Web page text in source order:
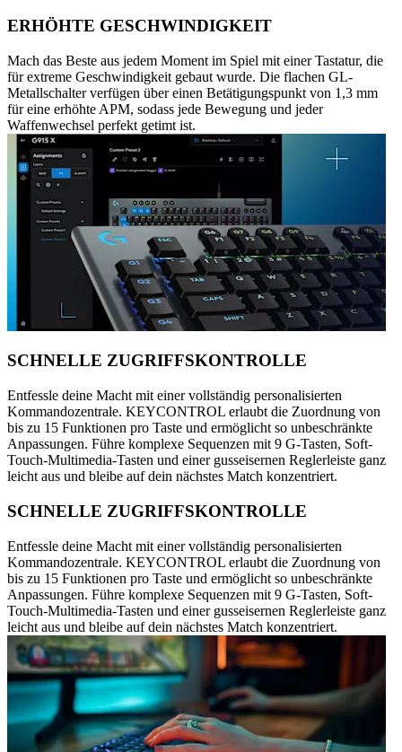
ERHÖHTE GESCHWINDIGKEIT
Mach das Beste aus jedem Moment im Spiel mit einer Tastatur, die
für extreme Geschwindigkeit gebaut wurde. Die flachen GL-
Metallschalter verfügen über einen Betätigungspunkt von 1,3 mm
für eine erhöhte APM, sodass jede Bewegung und jeder
Waffenwechsel perfekt getimt ist.
SCHNELLE ZUGRIFFSKONTROLLE
Entfessle deine Macht mit einer vollständig personalisierten
Kommandozentrale. KEYCONTROL erlaubt die Zuordnung von
bis zu 15 Funktionen pro Taste und ermöglicht so unbeschränkte
Anpassungen. Führe komplexe Sequenzen mit 9 G-Tasten, Soft-
Touch-Multimedia-Tasten und einer gusseisernen Reglerleiste ganz
leicht aus und bleibe auf dein nächstes Match konzentriert.
SCHNELLE ZUGRIFFSKONTROLLE
Entfessle deine Macht mit einer vollständig personalisierten
Kommandozentrale. KEYCONTROL erlaubt die Zuordnung von
bis zu 15 Funktionen pro Taste und ermöglicht so unbeschränkte
Anpassungen. Führe komplexe Sequenzen mit 9 G-Tasten, Soft-
Touch-Multimedia-Tasten und einer gusseisernen Reglerleiste ganz
leicht aus und bleibe auf dein nächstes Match konzentriert.